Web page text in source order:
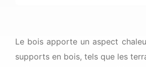
Le bois apporte un aspect
supports en bois, tels que les